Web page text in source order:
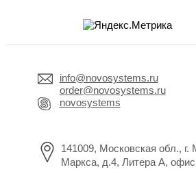
info@novosystems.ru
order@novosystems.ru
novosystems
141009, Московская обл.,
Маркса, д.4, Литера А,